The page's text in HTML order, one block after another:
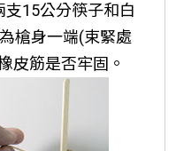
支15公分筷子和白
槍身一端(束緊處
皮筋是否牢固。